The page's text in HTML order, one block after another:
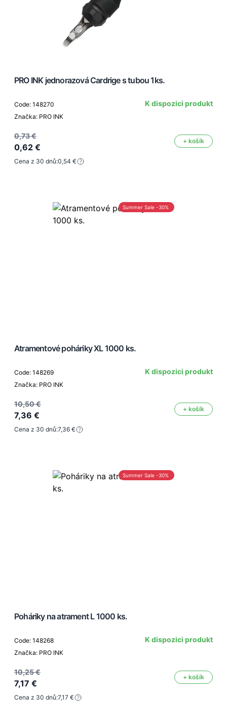
PRO INK jednorazová Cardrige s tubou 1ks.
Code: 148270
Značka: PRO INK
K dispozici produkt
0,73 €
0,62 €
+ košík
Cena z 30 dnů:0,54 €
Summer Sale -30%
Atramentové poháriky XL 1000 ks.
Code: 148269
Značka: PRO INK
K dispozici produkt
10,50 €
7,36 €
+ košík
Cena z 30 dnů:7,36 €
Summer Sale -30%
Poháriky na atrament L 1000 ks.
Code: 148268
Značka: PRO INK
K dispozici produkt
10,25 €
7,17 €
+ košík
Cena z 30 dnů:7,17 €